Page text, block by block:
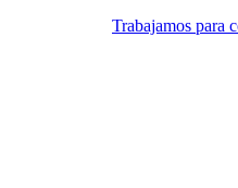
Trabajamos para